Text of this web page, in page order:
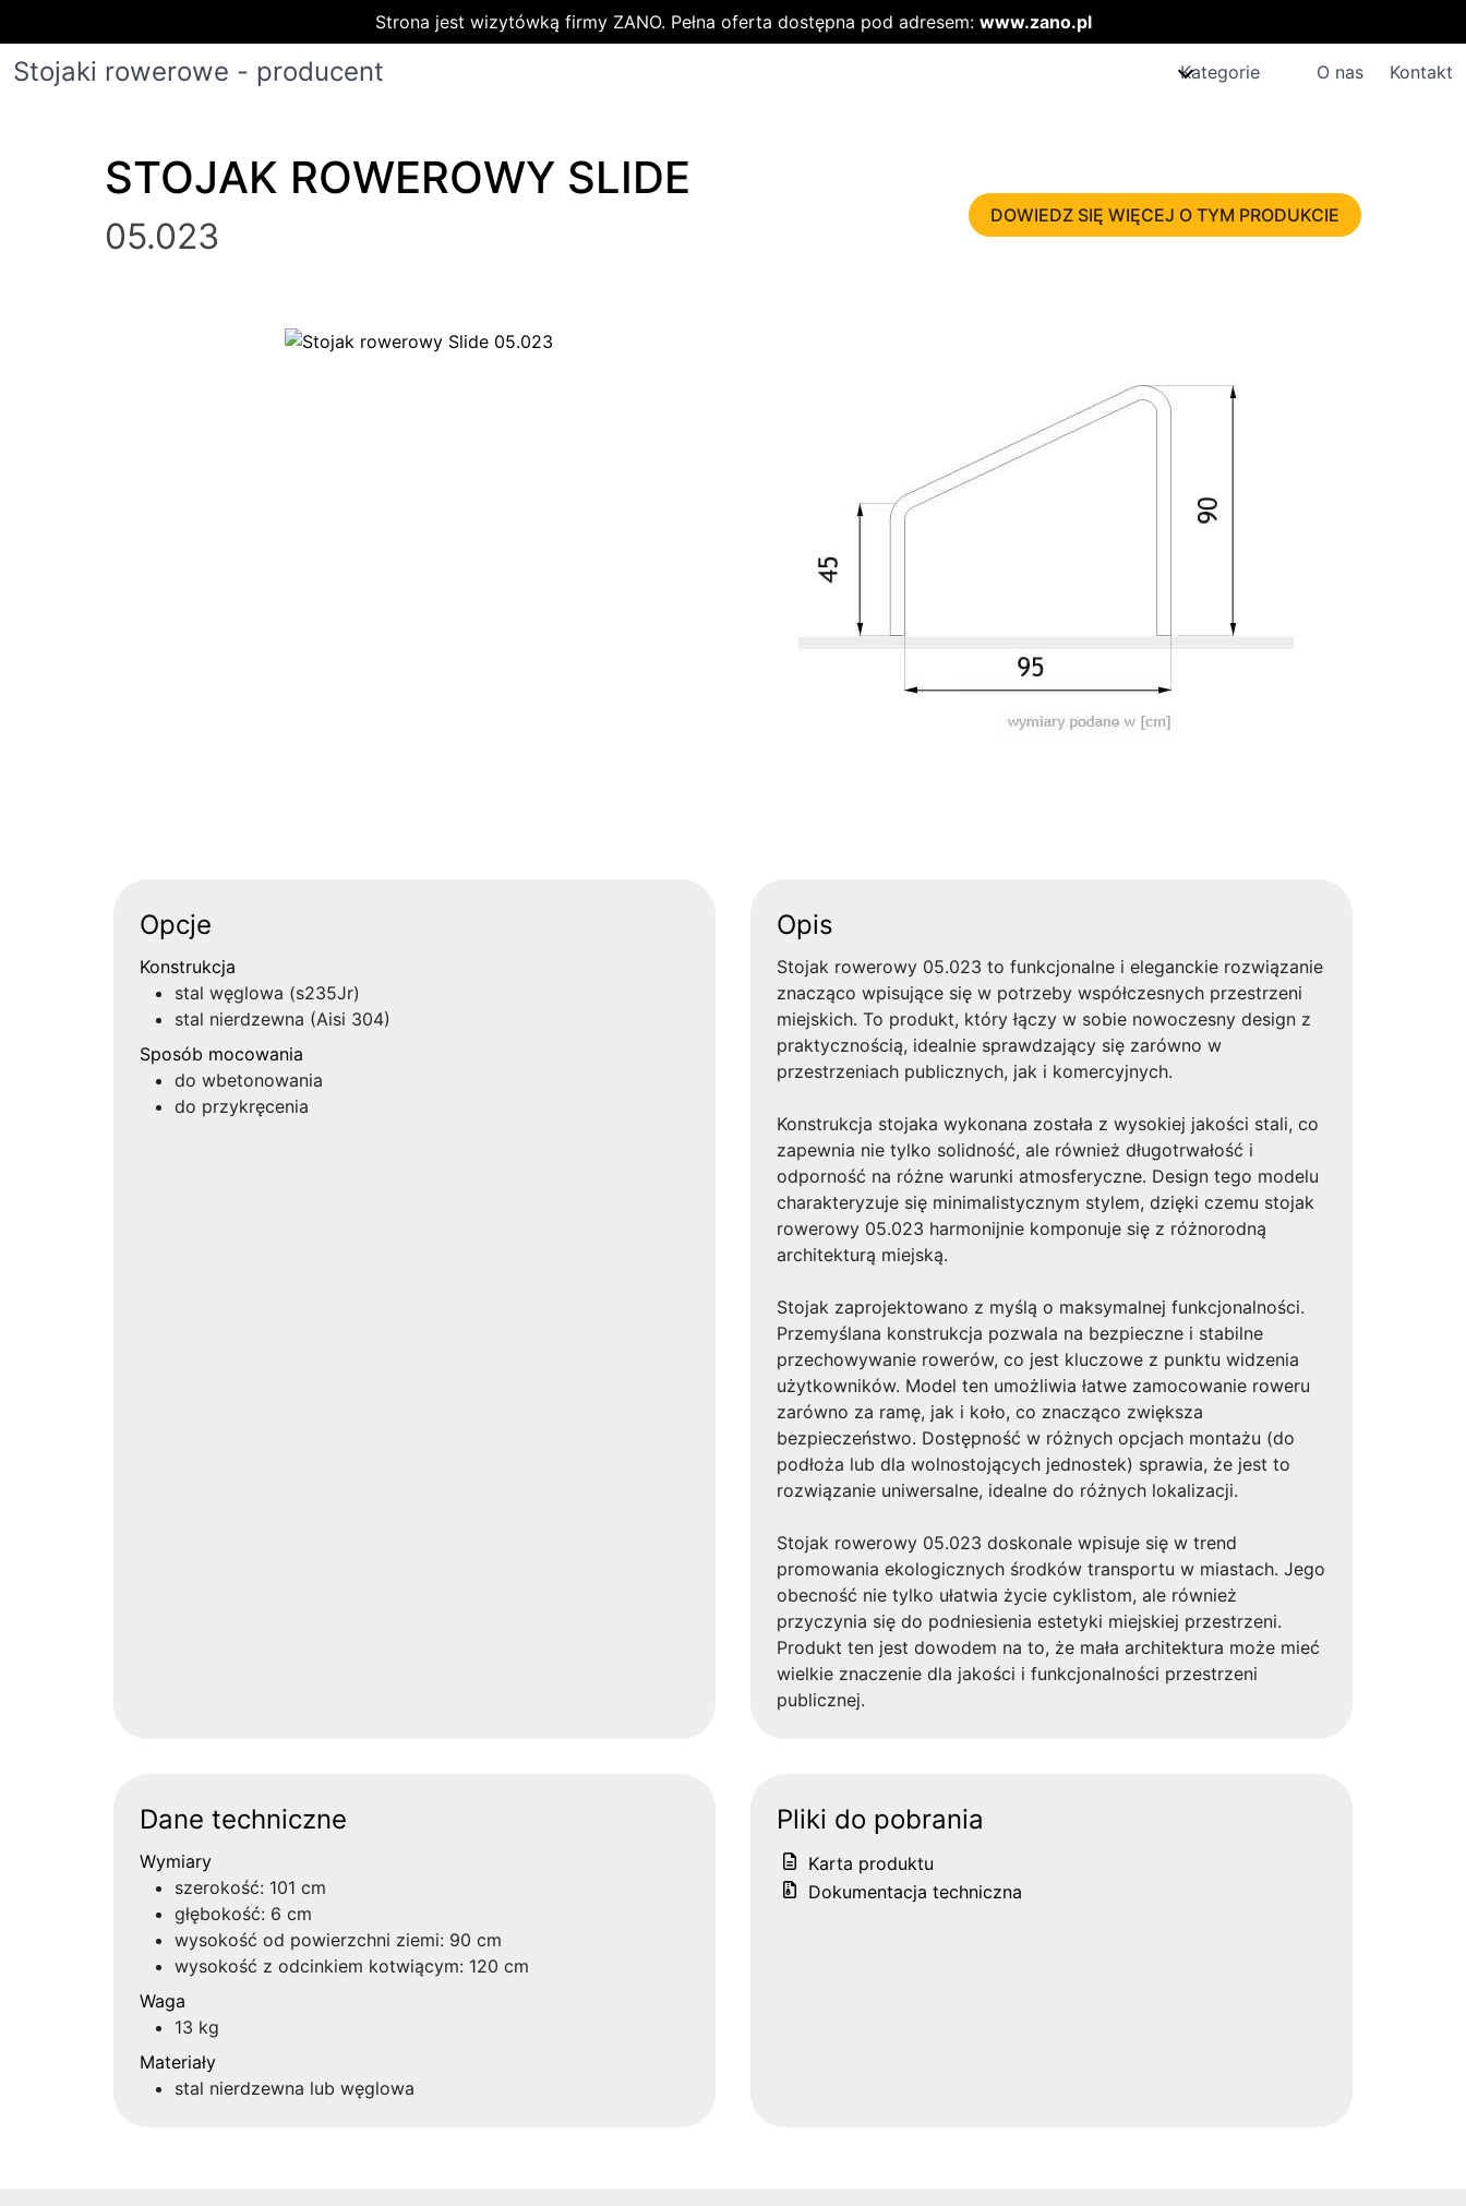
Strona jest wizytówką firmy ZANO. Pełna oferta dostępna pod adresem: www.zano.pl
Stojaki rowerowe - producent Kategorie O nas Kontakt
STOJAK ROWEROWY SLIDE
05.023
DOWIEDZ SIĘ WIĘCEJ O TYM PRODUKCIE
Opcje
Konstrukcja
stal węglowa (s235Jr)
stal nierdzewna (Aisi 304)
Sposób mocowania
do wbetonowania
do przykręcenia
Opis
Stojak rowerowy 05.023 to funkcjonalne i eleganckie rozwiązanie
znacząco wpisujące się w potrzeby współczesnych przestrzeni
miejskich. To produkt, który łączy w sobie nowoczesny design z
praktycznością, idealnie sprawdzający się zarówno w
przestrzeniach publicznych, jak i komercyjnych.
Konstrukcja stojaka wykonana została z wysokiej jakości stali, co
zapewnia nie tylko solidność, ale również długotrwałość i
odporność na różne warunki atmosferyczne. Design tego modelu
charakteryzuje się minimalistycznym stylem, dzięki czemu stojak
rowerowy 05.023 harmonijnie komponuje się z różnorodną
architekturą miejską.
Stojak zaprojektowano z myślą o maksymalnej funkcjonalności.
Przemyślana konstrukcja pozwala na bezpieczne i stabilne
przechowywanie rowerów, co jest kluczowe z punktu widzenia
użytkowników. Model ten umożliwia łatwe zamocowanie roweru
zarówno za ramę, jak i koło, co znacząco zwiększa
bezpieczeństwo. Dostępność w różnych opcjach montażu (do
podłoża lub dla wolnostojących jednostek) sprawia, że jest to
rozwiązanie uniwersalne, idealne do różnych lokalizacji.
Stojak rowerowy 05.023 doskonale wpisuje się w trend
promowania ekologicznych środków transportu w miastach. Jego
obecność nie tylko ułatwia życie cyklistom, ale również
przyczynia się do podniesienia estetyki miejskiej przestrzeni.
Produkt ten jest dowodem na to, że mała architektura może mieć
wielkie znaczenie dla jakości i funkcjonalności przestrzeni
publicznej.
Dane techniczne
Wymiary
szerokość: 101 cm
głębokość: 6 cm
wysokość od powierzchni ziemi: 90 cm
wysokość z odcinkiem kotwiącym: 120 cm
Waga
13 kg
Materiały
stal nierdzewna lub węglowa
Pliki do pobrania
Karta produktu
Dokumentacja techniczna